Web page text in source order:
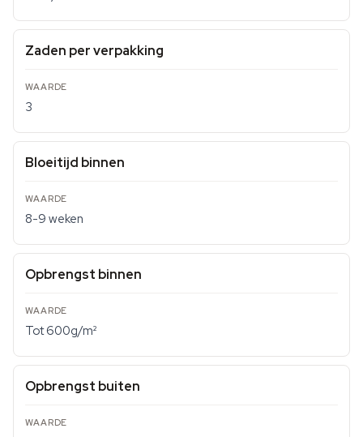
Zaden per verpakking
3
Bloeitijd binnen
8-9 weken
Opbrengst binnen
Tot 600g/m²
Opbrengst buiten